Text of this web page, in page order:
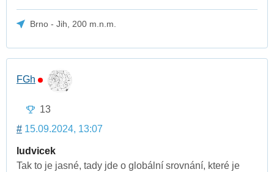
Brno - Jih, 200 m.n.m.
FGh
13
# 15.09.2024, 13:07
ludvicek
Tak to je jasné, tady jde o globální srovnání, které je